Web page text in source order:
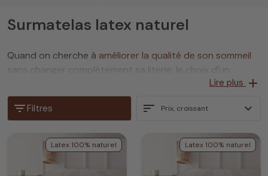
Surmatelas latex naturel
Quand on cherche à améliorer la qualité de son sommeil
sans changer complètement sa literie, le choix d’un
s’impose comme une
solution aussi efficace que durable. Pensé pour apporter
un confort supplémentaire à votre matelasactuel, il
points de pression grâce à la souplesse unique dulatex
100% naturel.
Lire plus add
filter_list Filtres sort Prix, croissant expand_more
Latex 100% naturel Latex 100% naturel